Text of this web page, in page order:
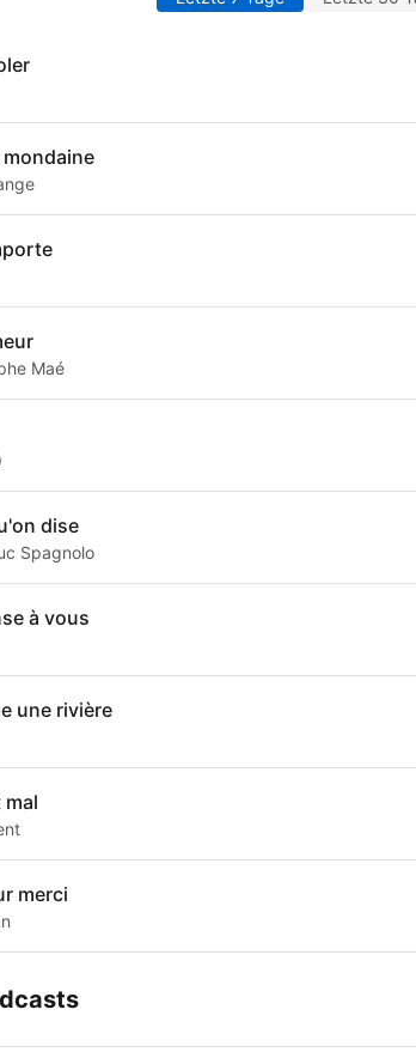
mondaine
Maé
dise
Spagnolo
à vous
une rivière
mal
merci